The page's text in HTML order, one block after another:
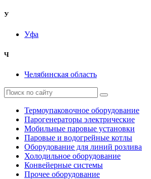
У
Уфа
Ч
Челябинская область
Термоупаковочное оборудование
Парогенераторы электрические
Мобильные паровые установки
Паровые и водогрейные котлы
Оборудование для линий розлива
Холодильное оборудование
Конвейерные системы
Прочее оборудование